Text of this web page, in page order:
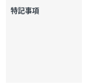
特記事項